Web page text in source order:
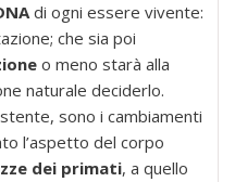
di ogni essere vivente:
che sia poi
o meno starà alla
naturale deciderlo.
sono i cambiamenti
l’aspetto del corpo
dei primati, a quello